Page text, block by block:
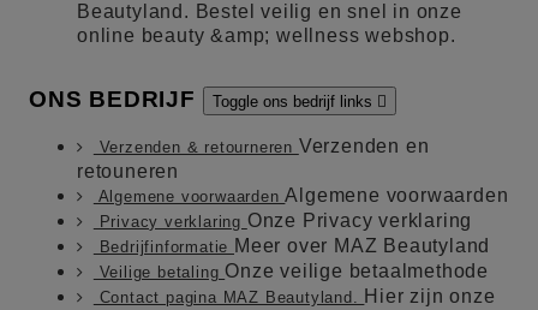
Beautyland. Bestel veilig en snel in onze
online beauty &amp; wellness webshop.
ONS BEDRIJF Toggle ons bedrijf links 
Verzenden & retourneren Verzenden en
retouneren
Algemene voorwaardenAlgemene voorwaarden
Privacy verklaring Onze Privacy verklaring
Bedrijfinformatie Meer over MAZ Beautyland
Veilige betaling Onze veilige betaalmethode
Contact pagina MAZ Beautyland. Hier zijn onze